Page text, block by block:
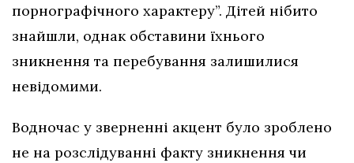
порнографічного характеру”. Дітей нібито
знайшли, однак обставини їхнього
зникнення та перебування залишилися
невідомими.
Водночас у зверненні акцент було зроблено
не на розслідуванні факту зникнення чи